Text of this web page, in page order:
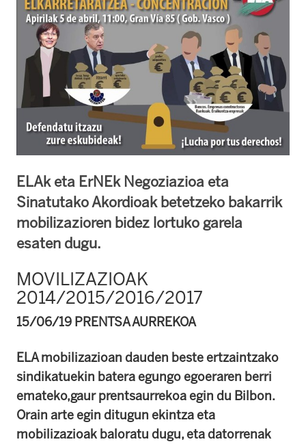
ELAk eta ErNEk Negoziazioa eta
Sinatutako Akordioak betetzeko bakarrik
mobilizazioren bidez lortuko garela
esaten dugu.
MOVILIZAZIOAK
2014/2015/2016/2017
15/06/19 PRENTSA AURREKOA
ELA mobilizazioan dauden beste ertzaintzako
sindikatuekin batera egungo egoeraren berri
emateko,gaur prentsaurrekoa egin du Bilbon.
Orain arte egin ditugun ekintza eta
mobilizazioak baloratu dugu, eta datorrenak